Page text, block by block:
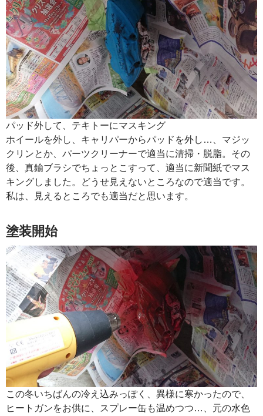
パッド外して、テキトーにマスキング
ホイールを外し、キャリパーからパッドを外し…、マジッ
クリンとか、パーツクリーナーで適当に清掃・脱脂。その
後、真鍮ブラシでちょっとこすって、適当に新聞紙でマス
キングしました。どうせ見えないところなので適当です。
私は、見えるところでも適当だと思います。
塗装開始
この冬いちばんの冷え込みっぽく、異様に寒かったので、
ヒートガンをお供に、スプレー缶も温めつつ…、元の水色